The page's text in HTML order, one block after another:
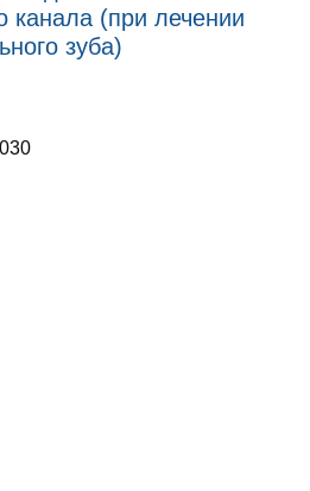
канала (при лечении
зуба)